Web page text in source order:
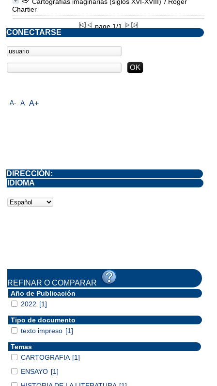
Chartier
page 1/1
A- A A+
CONECTARSE
DIRECCIÓN:
IDIOMA
REFINAR O COMPARAR
Año de Publicación
2022 [1]
Tipo de documento
texto impreso [1]
Temas
CARTOGRAFIA [1]
ENSAYO [1]